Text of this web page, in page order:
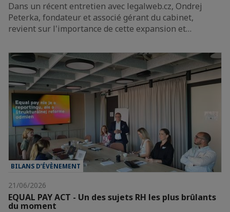
Dans un récent entretien avec legalweb.cz, Ondrej
Peterka, fondateur et associé gérant du cabinet,
revient sur l'importance de cette expansion et…
BILANS D’ÉVÈNEMENT
21/06/2026
EQUAL PAY ACT - Un des sujets RH les plus brûlants
du moment